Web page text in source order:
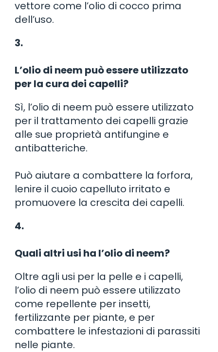
vettore come l’olio di cocco prima
dell’uso.
3.
L’olio di neem può essere utilizzato
per la cura dei capelli?
Sì, l’olio di neem può essere utilizzato
per il trattamento dei capelli grazie
alle sue proprietà antifungine e
antibatteriche.
Può aiutare a combattere la forfora,
lenire il cuoio capelluto irritato e
promuovere la crescita dei capelli.
4.
Quali altri usi ha l’olio di neem?
Oltre agli usi per la pelle e i capelli,
l’olio di neem può essere utilizzato
come repellente per insetti,
fertilizzante per piante, e per
combattere le infestazioni di parassiti
nelle piante.